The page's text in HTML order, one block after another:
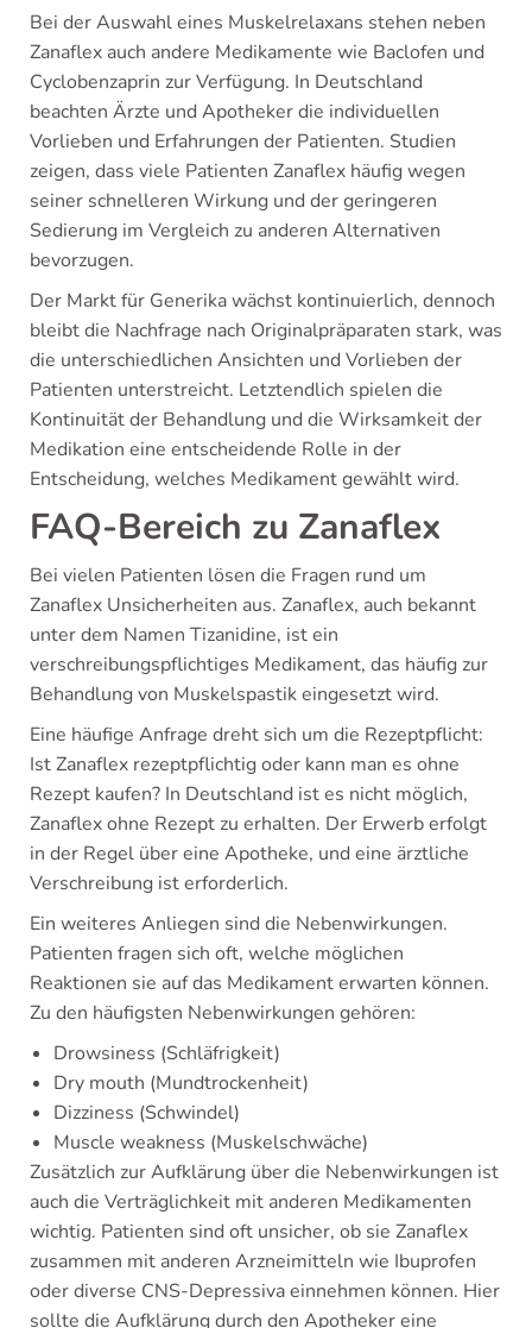
Bei der Auswahl eines Muskelrelaxans stehen neben
Zanaflex auch andere Medikamente wie Baclofen und
Cyclobenzaprin zur Verfügung. In Deutschland
beachten Ärzte und Apotheker die individuellen
Vorlieben und Erfahrungen der Patienten. Studien
zeigen, dass viele Patienten Zanaflex häufig wegen
seiner schnelleren Wirkung und der geringeren
Sedierung im Vergleich zu anderen Alternativen
bevorzugen.
Der Markt für Generika wächst kontinuierlich, dennoch
bleibt die Nachfrage nach Originalpräparaten stark, was
die unterschiedlichen Ansichten und Vorlieben der
Patienten unterstreicht. Letztendlich spielen die
Kontinuität der Behandlung und die Wirksamkeit der
Medikation eine entscheidende Rolle in der
Entscheidung, welches Medikament gewählt wird.
FAQ-Bereich zu Zanaflex
Bei vielen Patienten lösen die Fragen rund um
Zanaflex Unsicherheiten aus. Zanaflex, auch bekannt
unter dem Namen Tizanidine, ist ein
verschreibungspflichtiges Medikament, das häufig zur
Behandlung von Muskelspastik eingesetzt wird.
Eine häufige Anfrage dreht sich um die Rezeptpflicht:
Ist Zanaflex rezeptpflichtig oder kann man es ohne
Rezept kaufen? In Deutschland ist es nicht möglich,
Zanaflex ohne Rezept zu erhalten. Der Erwerb erfolgt
in der Regel über eine Apotheke, und eine ärztliche
Verschreibung ist erforderlich.
Ein weiteres Anliegen sind die Nebenwirkungen.
Patienten fragen sich oft, welche möglichen
Reaktionen sie auf das Medikament erwarten können.
Zu den häufigsten Nebenwirkungen gehören:
Drowsiness (Schläfrigkeit)
Dry mouth (Mundtrockenheit)
Dizziness (Schwindel)
Muscle weakness (Muskelschwäche)
Zusätzlich zur Aufklärung über die Nebenwirkungen ist
auch die Verträglichkeit mit anderen Medikamenten
wichtig. Patienten sind oft unsicher, ob sie Zanaflex
zusammen mit anderen Arzneimitteln wie Ibuprofen
oder diverse CNS-Depressiva einnehmen können. Hier
sollte die Aufklärung durch den Apotheker eine